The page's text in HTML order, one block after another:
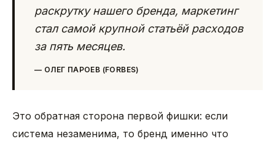
раскрутку нашего бренда, маркетинг
стал самой крупной статьёй расходов
за пять месяцев.
— ОЛЕГ ПАРОЕВ (FORBES)
Это обратная сторона первой фишки: если
система незаменима, то бренд именно что